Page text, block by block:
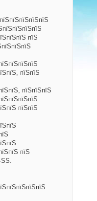
пїЅ
пїЅпїЅ
пїЅпїЅпїЅ
пїЅпїЅ
пїЅ
SS.